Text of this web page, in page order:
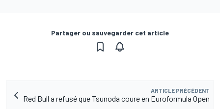
Partager ou sauvegarder cet article
ARTICLE PRÉCÉDENT
Red Bull a refusé que Tsunoda coure en Euroformula Open